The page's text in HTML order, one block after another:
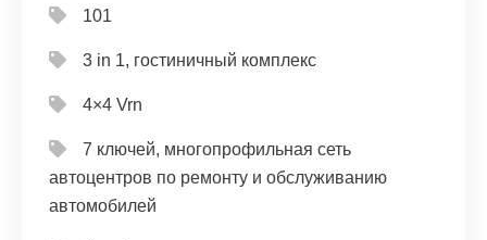
101
3 in 1, гостиничный комплекс
4×4 Vrn
7 ключей, многопрофильная сеть
автоцентров по ремонту и обслуживанию
автомобилей